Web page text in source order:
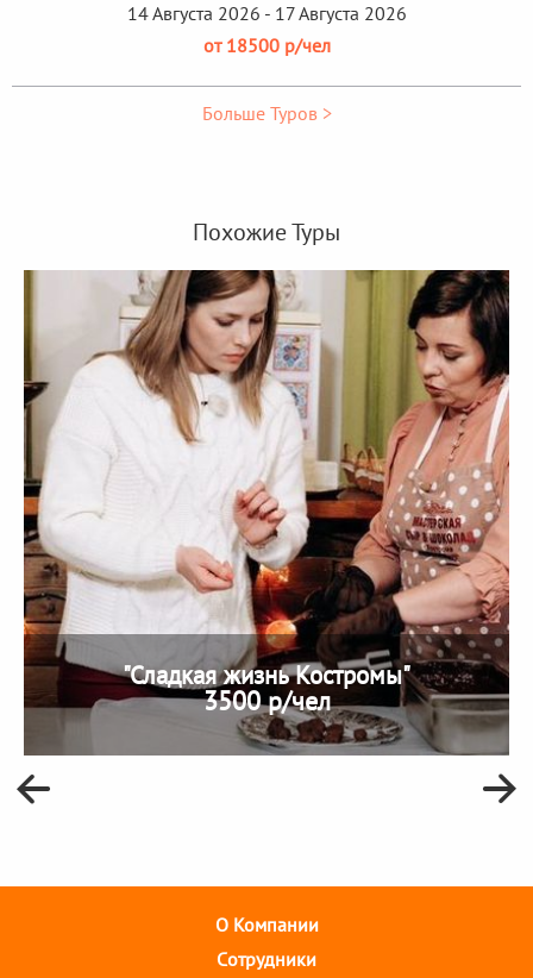
14 Августа 2026 - 17 Августа 2026
от 18500 р/чел
Больше Туров >
Похожие Туры
"Сладкая жизнь Костромы"
3500 р/чел
О Компании
Cотрудники